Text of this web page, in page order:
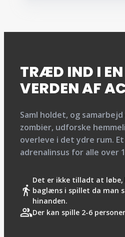
TRÆD IND I
VERDEN AF
Saml holdet, og
zombier, udforske
overleve i det ydre rum.
adrenalinsus for alle over
Det er ikke tilladt at løbe,
baglæns i spillet da man
hinanden.
Der kan spille 2-6